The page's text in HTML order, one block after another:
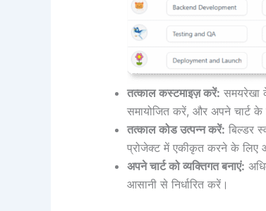
तत्काल कस्टमाइज़ करें: समयरेखा
समायोजित करें, और अपने चार्ट
तत्काल कोड उत्पन्न करें: बिल्डर
प्रोजेक्ट में एकीकृत करने के लिए
अपने चार्ट को व्यक्तिगत बनाएं:
आसानी से निर्धारित करें।